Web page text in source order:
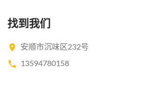
找到我们
安顺市沉味区232号
13594780158